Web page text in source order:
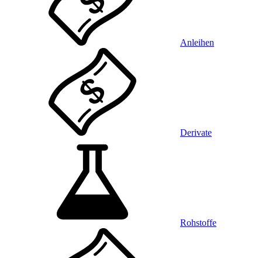
Anleihen
Derivate
Rohstoffe